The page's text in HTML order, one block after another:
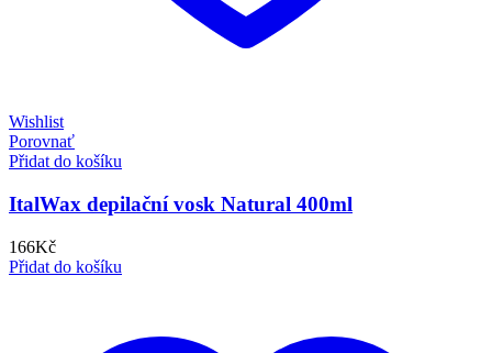
Wishlist
Porovnať
Přidat do košíku
ItalWax depilační vosk Natural 400ml
166Kč
Přidat do košíku